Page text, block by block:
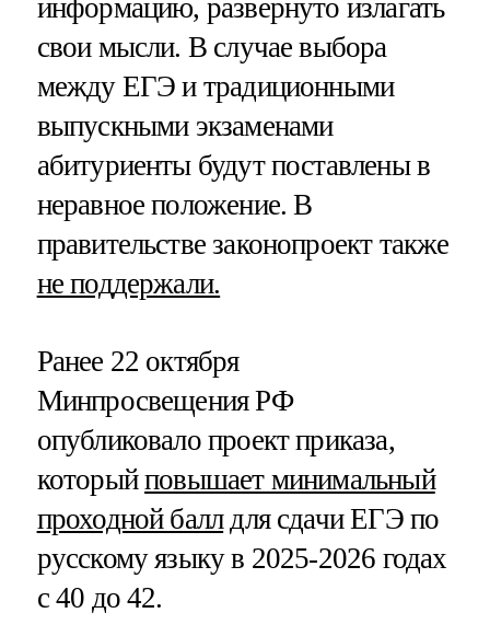
информацию, развернуто излагать
свои мысли. В случае выбора
между ЕГЭ и традиционными
выпускными экзаменами
абитуриенты будут поставлены в
неравное положение. В
правительстве законопроект также
не поддержали.
Ранее 22 октября
Минпросвещения РФ
опубликовало проект приказа,
которыйповышает минимальный
проходной баллдля сдачи ЕГЭ по
русскому языку в 2025-2026 годах
с 40 до 42.